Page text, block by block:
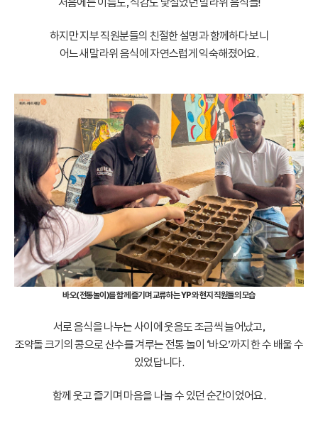
하지만 지부 직원분들의 친절한 설명과 함께하다 보니
어느새 말라위 음식에 자연스럽게 익숙해졌어요.
바오(전통놀이)를 함께 즐기며 교류하는 YP와 현지 직원들의 모습
서로 음식을 나누는 사이에 웃음도 조금씩 늘어났고,
조약돌 크기의 콩으로 산수를 겨루는 전통 놀이 ‘바오’까지 한 수 배울 수
있었답니다.
함께 웃고 즐기며 마음을 나눌 수 있던 순간이었어요.